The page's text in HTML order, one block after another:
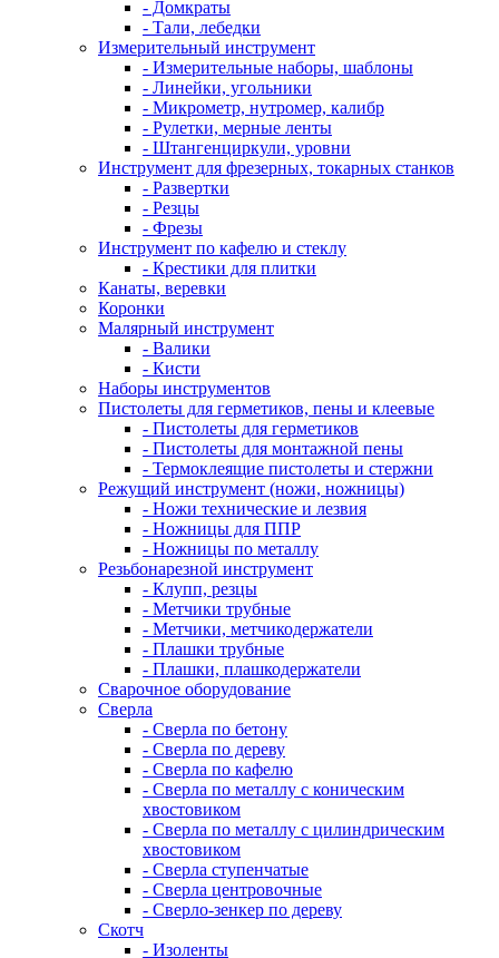
- Домкраты
- Тали, лебедки
Измерительный инструмент
- Измерительные наборы, шаблоны
- Линейки, угольники
- Микрометр, нутромер, калибр
- Рулетки, мерные ленты
- Штангенциркули, уровни
Инструмент для фрезерных, токарных станков
- Развертки
- Резцы
- Фрезы
Инструмент по кафелю и стеклу
- Крестики для плитки
Канаты, веревки
Коронки
Малярный инструмент
- Валики
- Кисти
Наборы инструментов
Пистолеты для герметиков, пены и клеевые
- Пистолеты для герметиков
- Пистолеты для монтажной пены
- Термоклеящие пистолеты и стержни
Режущий инструмент (ножи, ножницы)
- Ножи технические и лезвия
- Ножницы для ППР
- Ножницы по металлу
Резьбонарезной инструмент
- Клупп, резцы
- Метчики трубные
- Метчики, метчикодержатели
- Плашки трубные
- Плашки, плашкодержатели
Сварочное оборудование
Сверла
- Сверла по бетону
- Сверла по дереву
- Сверла по кафелю
- Сверла по металлу с коническим
хвостовиком
- Сверла по металлу с цилиндрическим
хвостовиком
- Сверла ступенчатые
- Сверла центровочные
- Сверло-зенкер по дереву
Скотч
- Изоленты